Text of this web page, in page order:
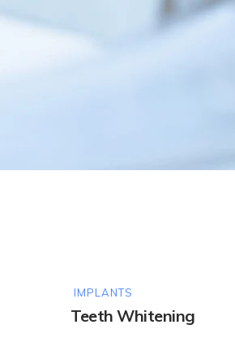
IMPLANTS
Teeth Whitening